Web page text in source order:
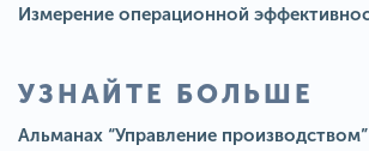
УЗНАЙТЕ БОЛЬШЕ
Альманах “Управление производством”